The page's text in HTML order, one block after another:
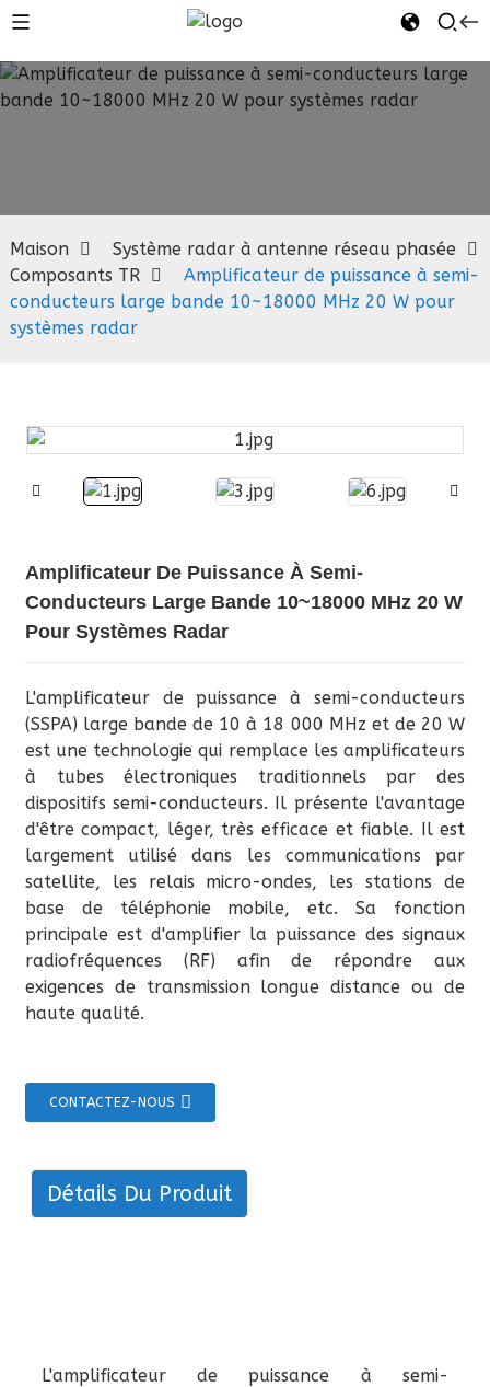
Composants
Maison
Système radar à antenne réseau phasée
Composants TR
Amplificateur de puissance à semi-
conducteurs large bande 10~18000 MHz 20 W pour
systèmes radar
Amplificateur De Puissance À Semi-
Conducteurs Large Bande 10~18000 MHz 20 W
Pour Systèmes Radar
L'amplificateur de puissance à semi-conducteurs
(SSPA) large bande de 10 à 18 000 MHz et de 20 W
est une technologie qui remplace les amplificateurs
à tubes électroniques traditionnels par des
dispositifs semi-conducteurs. Il présente l'avantage
d'être compact, léger, très efficace et fiable. Il est
largement utilisé dans les communications par
satellite, les relais micro-ondes, les stations de
base de téléphonie mobile, etc. Sa fonction
principale est d'amplifier la puissance des signaux
radiofréquences (RF) afin de répondre aux
exigences de transmission longue distance ou de
haute qualité.
CONTACTEZ-NOUS
Détails Du Produit
L'amplificateur de puissance à semi-